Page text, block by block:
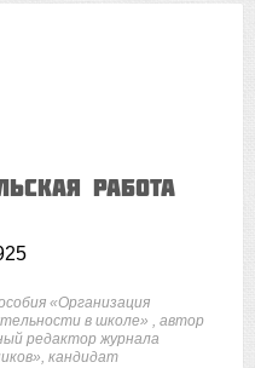
работа
«Организация
в школе» , автор
редактор журнала
кандидат